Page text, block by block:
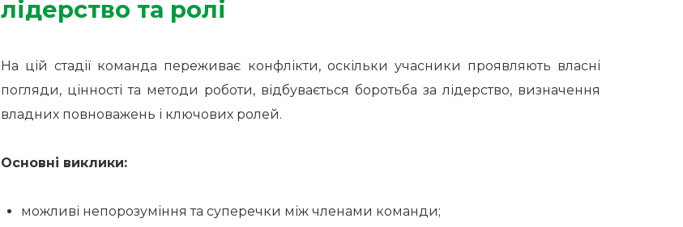
лідерство та ролі
На цій стадії команда переживає конфлікти, оскільки учасники проявляють власні
погляди, цінності та методи роботи, відбувається боротьба за лідерство, визначення
владних повноважень і ключових ролей.
Основні виклики:
можливі непорозуміння та суперечки між членами команди;